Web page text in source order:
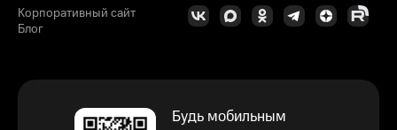
Корпоративный сайт
Блог
Будь мобильным